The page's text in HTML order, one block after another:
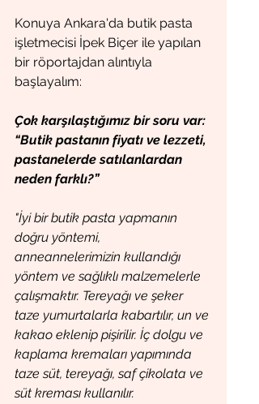
Konuya Ankara'da butik pasta
işletmecisi İpek Biçer ile yapılan
bir röportajdan alıntıyla
başlayalım:
Çok karşılaştığımız bir soru var:
“Butik pastanın fiyatı ve lezzeti,
pastanelerde satılanlardan
neden farklı?”
"İyi bir butik pasta yapmanın
doğru yöntemi,
anneannelerimizin kullandığı
yöntem ve sağlıklı malzemelerle
çalışmaktır. Tereyağı ve şeker
taze yumurtalarla kabartılır, un ve
kakao eklenip pişirilir. İç dolgu ve
kaplama kremaları yapımında
taze süt, tereyağı, saf çikolata ve
süt kreması kullanılır.